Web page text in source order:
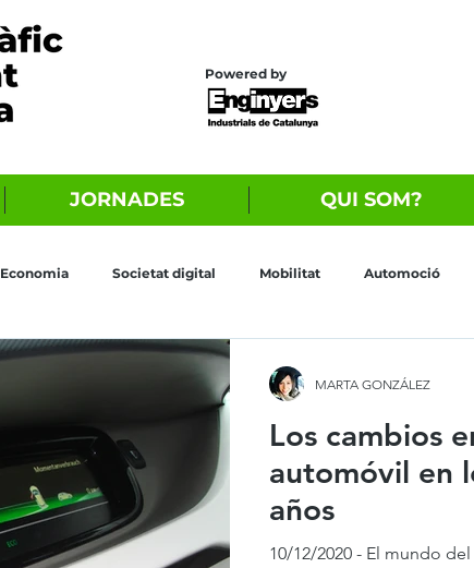
Powered by
JORNADES QUI SOM?
Economia Societat digital Mobilitat Automoció
Los cambios
automóvil en
años
10/12/2020 - El mundo
MARTA GONZÁLEZ